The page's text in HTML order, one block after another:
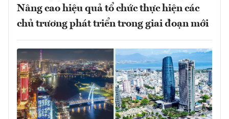
Nâng cao hiệu quả tổ chức thực hiện các
chủ trương phát triển trong giai đoạn mới